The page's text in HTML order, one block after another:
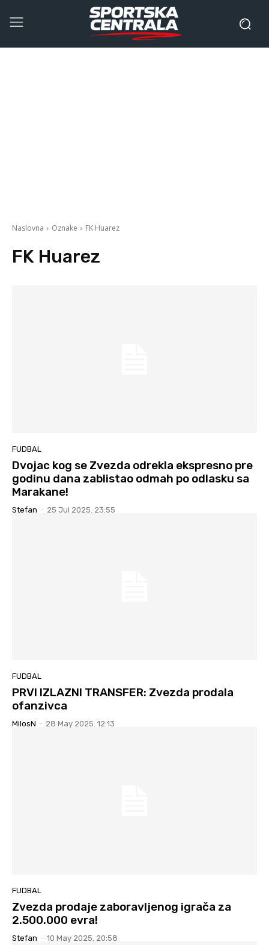
Naslovna Oznake FK Huarez
FK Huarez
FUDBAL
Dvojac kog se Zvezda odrekla ekspresno pre
godinu dana zablistao odmah po odlasku sa
Marakane!
Stefan - 25 Jul 2025. 23:55
FUDBAL
PRVI IZLAZNI TRANSFER: Zvezda prodala
ofanzivca
MilosN - 28 May 2025. 12:13
FUDBAL
Zvezda prodaje zaboravljenog igrača za
2.500.000 evra!
Stefan - 10 May 2025. 20:58